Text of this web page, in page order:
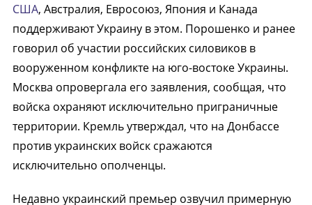
США, Австралия, Евросоюз, Япония и Канада
поддерживают Украину в этом. Порошенко и ранее
говорил об участии российских силовиков в
вооруженном конфликте на юго-востоке Украины.
Москва опровергала его заявления, сообщая, что
войска охраняют исключительно приграничные
территории. Кремль утверждал, что на Донбассе
против украинских войск сражаются
исключительно ополченцы.
Недавно украинский премьер озвучил примерную